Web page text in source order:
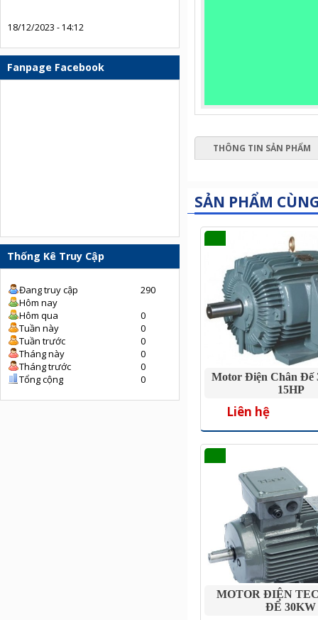
18/12/2023 - 14:12
Fanpage Facebook
Thống Kê Truy Cập
Đang truy cập
290
Hôm nay
Hôm qua
0
Tuần này
0
Tuần trước
0
Tháng này
0
Tháng trước
0
Tổng cộng
0
THÔNG TIN SẢN PHẨM
SẢN PHẨM
Motor Điện Chân Đế
15HP
Liên hệ
MOTOR ĐIỆN
ĐẾ 30KW